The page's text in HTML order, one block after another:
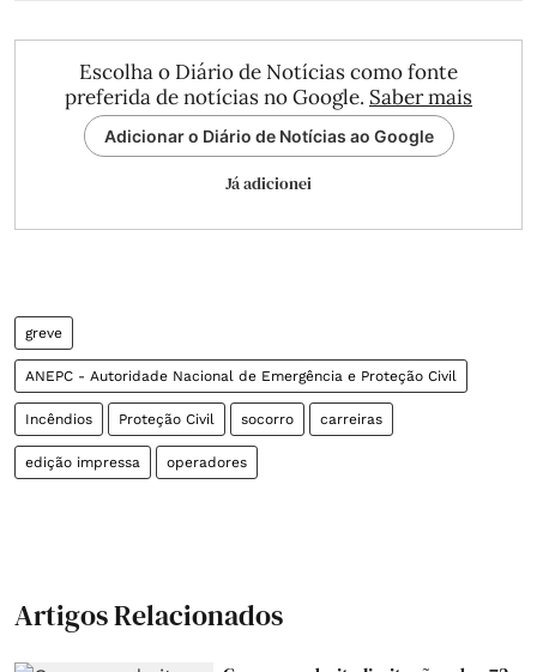
Escolha o Diário de Notícias como fonte
preferida de notícias no Google. Saber mais
Adicionar o Diário de Notícias ao Google
Já adicionei
greve
ANEPC - Autoridade Nacional de Emergência e Proteção Civil
Incêndios Proteção Civil socorro carreiras
edição impressa operadores
Artigos Relacionados